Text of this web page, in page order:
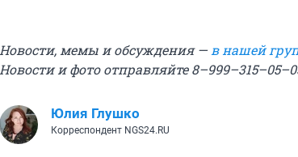
Новости, мемы и обсуждения — в нашей
Новости и фото отправляйте
Юлия Глушко
Корреспондент NGS24.RU